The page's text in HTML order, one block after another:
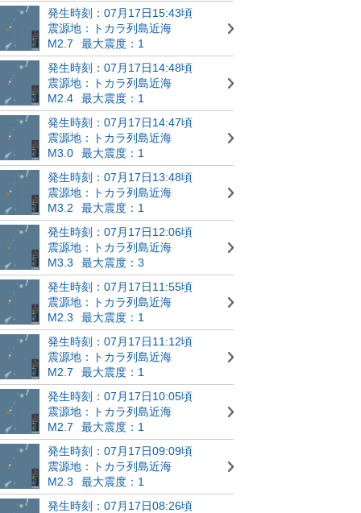
発生時刻：07月17日15:43頃
震源地：トカラ列島近海
M2.7
最大震度：1
発生時刻：07月17日14:48頃
震源地：トカラ列島近海
M2.4
最大震度：1
発生時刻：07月17日14:47頃
震源地：トカラ列島近海
M3.0
最大震度：1
発生時刻：07月17日13:48頃
震源地：トカラ列島近海
M3.2
最大震度：1
発生時刻：07月17日12:06頃
震源地：トカラ列島近海
M3.3
最大震度：3
発生時刻：07月17日11:55頃
震源地：トカラ列島近海
M2.3
最大震度：1
発生時刻：07月17日11:12頃
震源地：トカラ列島近海
M2.7
最大震度：1
発生時刻：07月17日10:05頃
震源地：トカラ列島近海
M2.7
最大震度：1
発生時刻：07月17日09:09頃
震源地：トカラ列島近海
M2.3
最大震度：1
発生時刻：07月17日08:26頃